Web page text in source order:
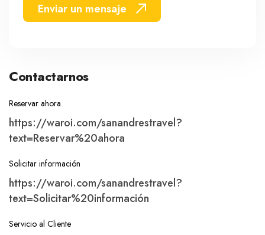
WhatsApp
Enviar un mensaje
Contactarnos
Reservar ahora
https://waroi.com/sanandrestravel?
text=Reservar%20ahora
Solicitar información
https://waroi.com/sanandrestravel?
text=Solicitar%20información
Servicio al Cliente